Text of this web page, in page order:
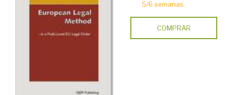
5/6 semanas.
COMPRAR